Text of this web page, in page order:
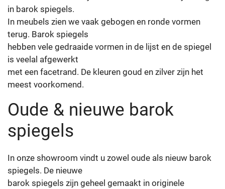
in barok spiegels.
In meubels zien we vaak gebogen en ronde vormen
terug. Barok spiegels
hebben vele gedraaide vormen in de lijst en de spiegel
is veelal afgewerkt
met een facetrand. De kleuren goud en zilver zijn het
meest voorkomend.
Oude & nieuwe barok
spiegels
In onze showroom vindt u zowel oude als nieuw barok
spiegels. De nieuwe
barok spiegels zijn geheel gemaakt in originele